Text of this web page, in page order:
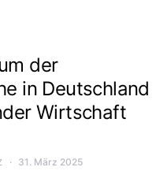
der
in Deutschland
Wirtschaft
31. März 2025